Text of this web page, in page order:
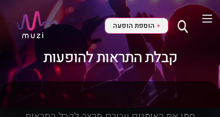
+ הוספת הופעה
קבלת התראות להופעות